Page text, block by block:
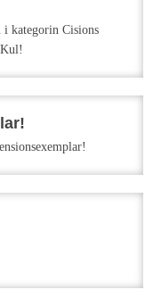
i kategorin Cisions